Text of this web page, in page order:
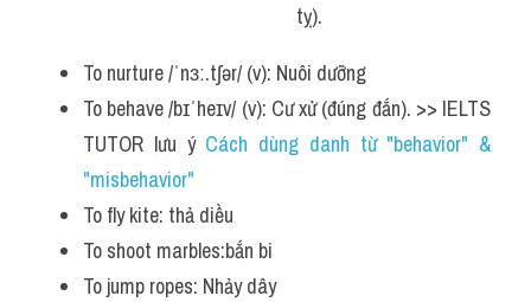
tỵ).
To nurture /ˈnɜː.tʃər/ (v): Nuôi dưỡng
To behave /bɪˈheɪv/ (v): Cư xử (đúng đắn). >> IELTS
TUTOR lưu ý Cách dùng danh từ "behavior" &
"misbehavior"
To fly kite: thả diều
To shoot marbles:bắn bi
To jump ropes: Nhảy dây